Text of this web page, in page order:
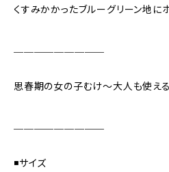
くすみかかったブルーグリーン地に
思春期の女の子むけ〜大人も使え
◾️サイズ